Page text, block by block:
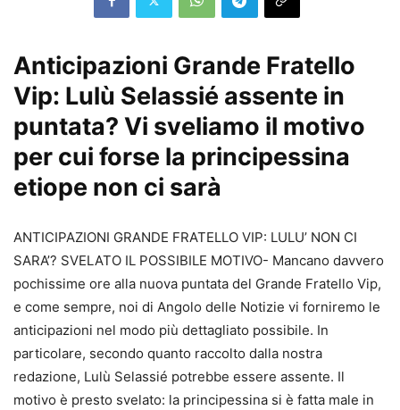
Anticipazioni Grande Fratello
Vip: Lulù Selassié assente in
puntata? Vi sveliamo il motivo
per cui forse la principessina
etiope non ci sarà
ANTICIPAZIONI GRANDE FRATELLO VIP: LULU’ NON CI
SARA’? SVELATO IL POSSIBILE MOTIVO- Mancano davvero
pochissime ore alla nuova puntata del Grande Fratello Vip,
e come sempre, noi di Angolo delle Notizie vi forniremo le
anticipazioni nel modo più dettagliato possibile. In
particolare, secondo quanto raccolto dalla nostra
redazione, Lulù Selassié potrebbe essere assente. Il
motivo è presto svelato: la principessina si è fatta male in